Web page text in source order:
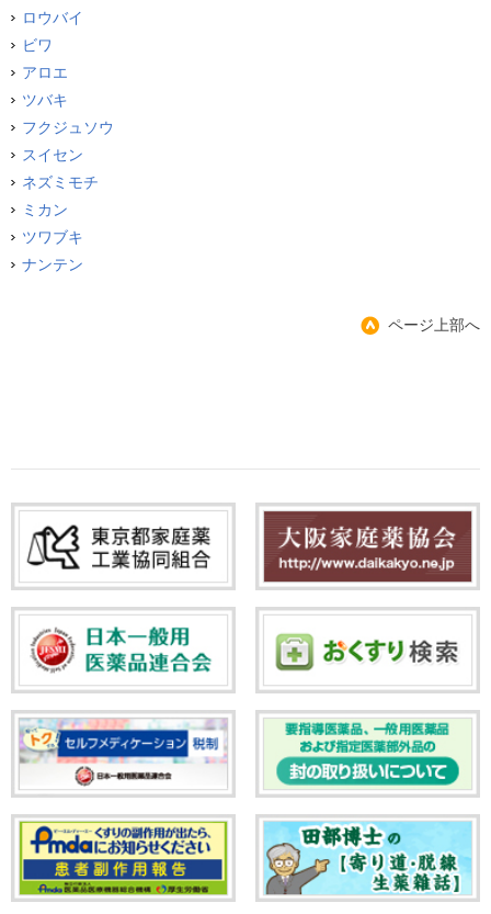
ロウバイ
ビワ
アロエ
ツバキ
フクジュソウ
スイセン
ネズミモチ
ミカン
ツワブキ
ナンテン
ページ上部へ